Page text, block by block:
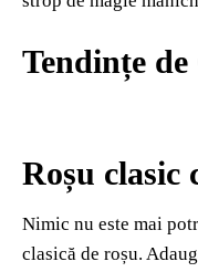
Tendințe
Roșu clasic
Nimic nu este mai
clasică de roșu.